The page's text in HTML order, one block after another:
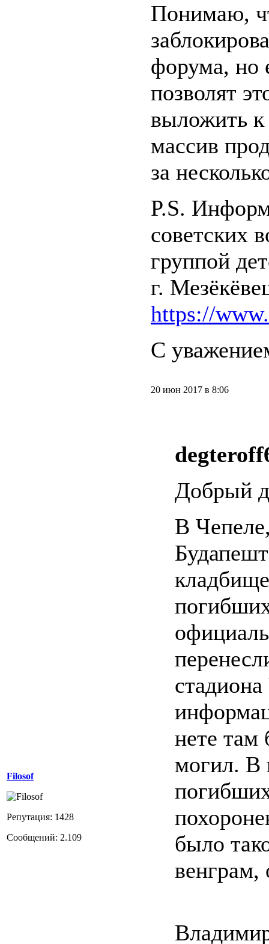
Понимаю,
форума, но
позволят
выложить к
массив
за
P.S.
советских
группой
г.
https://
С
Filosof
Репутация: 1428
Сообщений: 2.109
20 июн 2017 в 8:06
Добрый
В
нете там
могил. В
было